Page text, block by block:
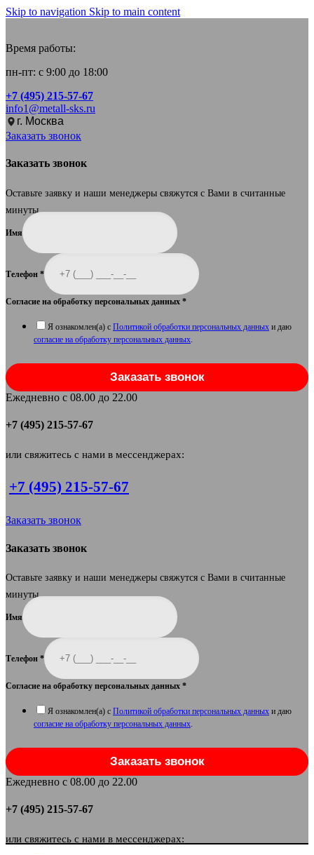
Skip to navigation Skip to main content
Время работы:
пн-пт: с 9:00 до 18:00
+7 (495) 215-57-67
info1@metall-sks.ru
г. Москва
Заказать звонок
Заказать звонок
Оставьте заявку и наши менеджеры свяжутся с Вами в считанные
минуты.
Имя
Телефон *
Согласие на обработку персональных данных *
Я ознакомлен(а) с Политикой обработки персональных данных и даю
согласие на обработку персональных данных
Заказать звонок
Ежедневно с 08.00 до 22.00
+7 (495) 215-57-67
или свяжитесь с нами в мессенджерах:
+7 (495) 215-57-67
Заказать звонок
Заказать звонок
Оставьте заявку и наши менеджеры свяжутся с Вами в считанные
минуты.
Имя
Телефон *
Согласие на обработку персональных данных *
Я ознакомлен(а) с Политикой обработки персональных данных и даю
согласие на обработку персональных данных.
Заказать звонок
Ежедневно с 08.00 до 22.00
+7 (495) 215-57-67
или свяжитесь с нами в мессенджерах: